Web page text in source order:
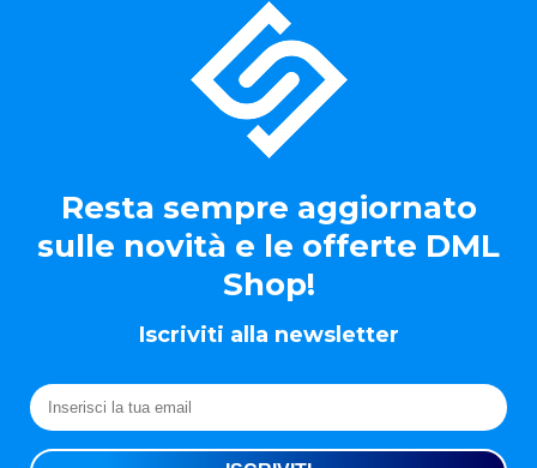
Resta sempre aggiornato
sulle novità e le offerte DML
Shop!
Iscriviti alla newsletter